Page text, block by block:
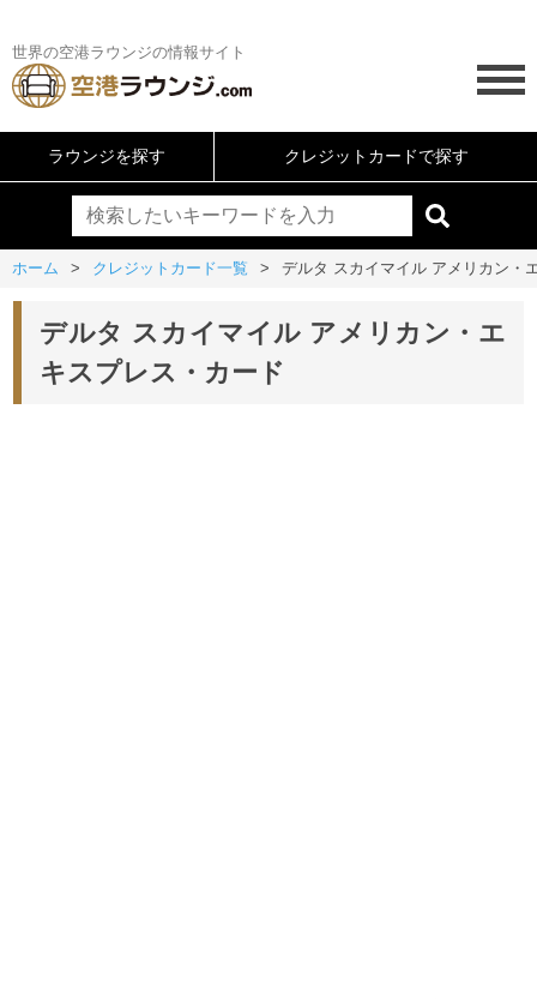
世界の空港ラウンジの情報サイト
ラウンジを探す クレジットカードで探す
ホーム クレジットカード一覧 デルタ スカイマイル アメリカン・
デルタ スカイマイル アメリカン・エ
キスプレス・カード